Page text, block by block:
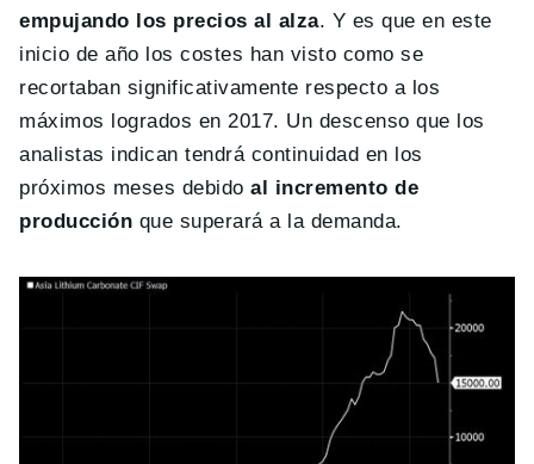
empujando los precios al alza. Y es que en este
inicio de año los costes han visto como se
recortaban significativamente respecto a los
máximos logrados en 2017. Un descenso que los
analistas indican tendrá continuidad en los
próximos meses debido al incremento de
producción que superará a la demanda.